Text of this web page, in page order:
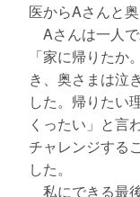
医からAさんと
Aさんは一人
「家に帰りた
き、奥さまは泣
した。帰りたい
くったい」と言
チャレンジする
した。
私にできる最